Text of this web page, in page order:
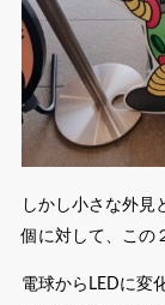
しかし小さな外見
個に対して、この
電球からLEDに変